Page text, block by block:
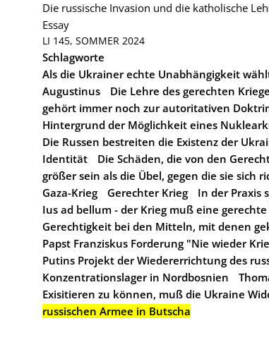
Die russische Invasion und die katholische
Essay
LI 145, SOMMER 2024
Schlagworte
Als die Ukrainer echte Unabhängigkeit
Augustinus
Die Lehre des gerechten
gehört immer noch zur autoritativen
Hintergrund der Möglichkeit eines
Die Russen bestreiten die Existenz der
Identität
Die Schäden, die von den
größer sein als die Übel, gegen die sie sich
Gaza-Krieg
Gerechter Krieg
In der Praxis
Ius ad bellum - der Krieg muß eine
Gerechtigkeit bei den Mitteln, mit denen
Papst Franziskus Forderung "Nie wieder
Putins Projekt der Wiedererrichtung des
Konzentrationslager in Nordbosnien
Exisitieren zu können, muß die Ukraine
russischen Armee in Butscha